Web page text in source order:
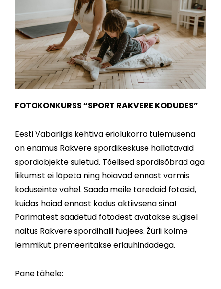
FOTOKONKURSS “SPORT RAKVERE KODUDES”
Eesti Vabariigis kehtiva eriolukorra tulemusena
on enamus Rakvere spordikeskuse hallatavaid
spordiobjekte suletud. Tõelised spordisõbrad aga
liikumist ei lõpeta ning hoiavad ennast vormis
koduseinte vahel. Saada meile toredaid fotosid,
kuidas hoiad ennast kodus aktiivsena sina!
Parimatest saadetud fotodest avatakse sügisel
näitus Rakvere spordihalli fuajees. Žürii kolme
lemmikut premeeritakse eriauhindadega.
Pane tähele: